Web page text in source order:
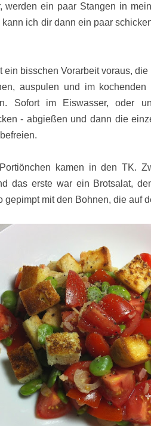
werden ein paar Stangen in
ich dir dann ein paar
ein bisschen Vorarbeit voraus,
auspulen und im kochenden
Sofort im Eiswasser, oder
- abgießen und dann die
kamen in den TK.
das erste war ein Brotsalat,
gepimpt mit den Bohnen, die auf